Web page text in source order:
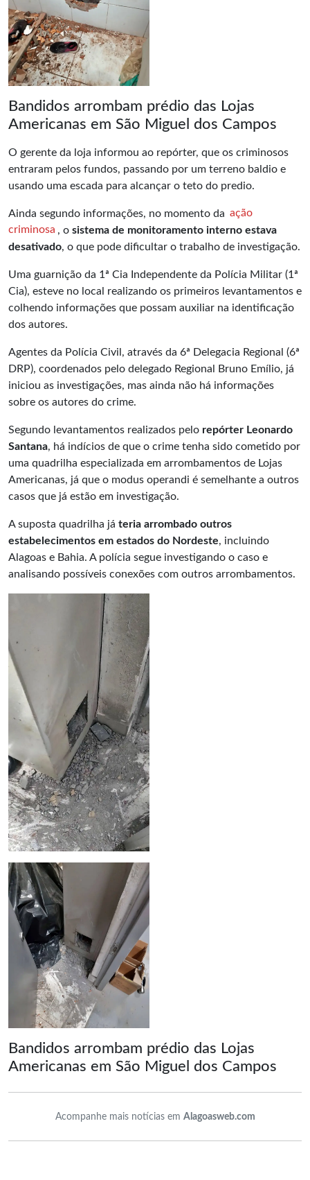
Bandidos arrombam prédio das Lojas
Americanas em São Miguel dos Campos
O gerente da loja informou ao repórter, que os criminosos
entraram pelos fundos, passando por um terreno baldio e
usando uma escada para alcançar o teto do predio.
Ainda segundo informações, no momento da ação
criminosa , osistema de monitoramento interno estava
desativado, o que pode dificultar o trabalho de investigação.
Uma guarnição da 1ª Cia Independente da Polícia Militar (1ª
Cia), esteve no local realizando os primeiros levantamentos e
colhendo informações que possam auxiliar na identificação
dos autores.
Agentes da Polícia Civil, através da 6ª Delegacia Regional (6ª
DRP), coordenados pelo delegado Regional Bruno Emílio, já
iniciou as investigações, mas ainda não há informações
sobre os autores do crime.
Segundo levantamentos realizados pelo repórter Leonardo
Santana, há indícios de que o crime tenha sido cometido por
uma quadrilha especializada em arrombamentos de Lojas
Americanas, já que o modus operandi é semelhante a outros
casos que já estão em investigação.
A suposta quadrilha já teria arrombado outros
estabelecimentos em estados do Nordeste, incluindo
Alagoas e Bahia. A polícia segue investigando o caso e
analisando possíveis conexões com outros arrombamentos.
Bandidos arrombam prédio das Lojas
Americanas em São Miguel dos Campos
Acompanhe mais notícias em Alagoasweb.com